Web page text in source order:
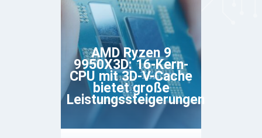
AMD Ryzen 9
9950X3D: 16-Kern-
CPU mit 3D-V-Cache
bietet große
Leistungssteigerungen